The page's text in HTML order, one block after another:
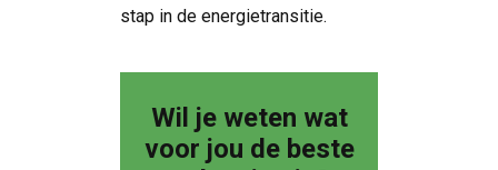
stap in de energietransitie.
Wil je weten wat
voor jou de beste